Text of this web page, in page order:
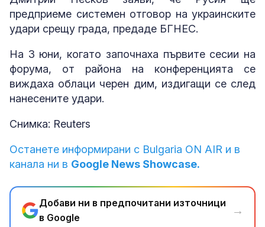
предприеме системен отговор на украинските
удари срещу града, предаде БГНЕС.
На 3 юни, когато започнаха първите сесии на
форума, от района на конференцията се
виждаха облаци черен дим, издигащи се след
нанесените удари.
Снимка: Reuters
Останете информирани с Bulgaria ON AIR и в
канала ни в Google News Showcase.
Добави ни в предпочитани източници
в Google
→